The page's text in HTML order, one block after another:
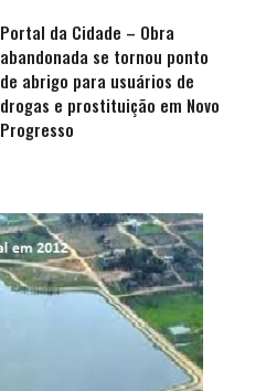
Portal da Cidade – Obra
abandonada se tornou ponto
de abrigo para usuários de
drogas e prostituição em Novo
Progresso